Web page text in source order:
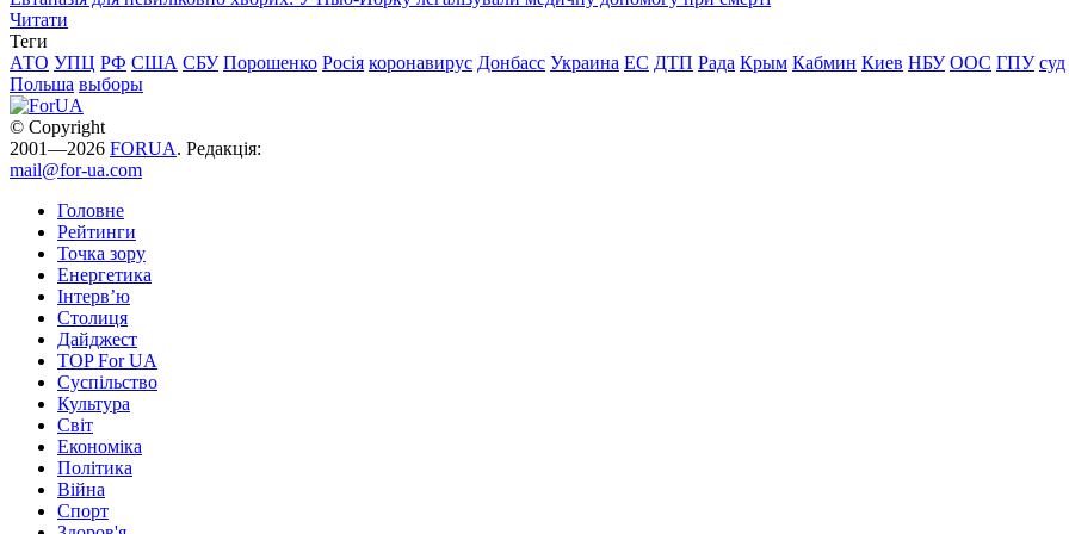
Читати
Теги
АТО УПЦ РФ США СБУ Порошенко Росія коронавирус Донбасс Украина ЕС ДТП Рада Крым Кабмин Киев НБУ ООС ГПУ суд
Польша выборы
© Copyright
2001—2026 FORUA. Редакція:
mail@for-ua.com
Головне
Рейтинги
Точка зору
Енергетика
Інтерв’ю
Столиця
Дайджест
TOP For UA
Суспiльство
Культура
Світ
Економіка
Політика
Війна
Спорт